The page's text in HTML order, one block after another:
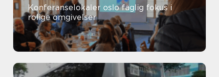
Konferanselokaler oslo faglig fokus i
rolige omgivelser